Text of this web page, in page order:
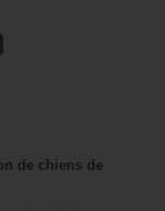
de chiens de